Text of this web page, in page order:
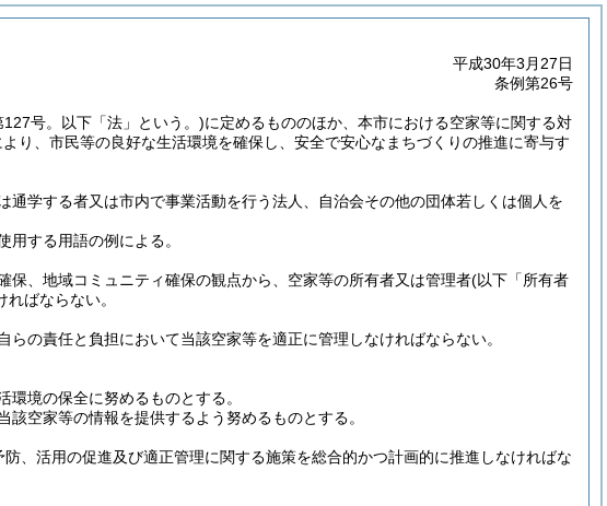
平成30年3月27日
条例第26号
号。以下「法」という。)に定めるもののほか、本市における空家等に関する対
り、市民等の良好な生活環境を確保し、安全で安心なまちづくりの推進に寄与す
学する者又は市内で事業活動を行う法人、自治会その他の団体若しくは個人を
する用語の例による。
、地域コミュニティ確保の観点から、空家等の所有者又は管理者(以下「所有者
ばならない。
の責任と負担において当該空家等を適正に管理しなければならない。
境の保全に努めるものとする。
空家等の情報を提供するよう努めるものとする。
、活用の促進及び適正管理に関する施策を総合的かつ計画的に推進しなければな